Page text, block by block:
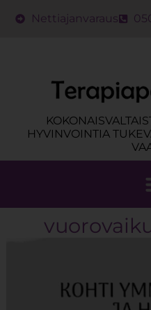
Nettiajanvaraus
HYVINVOINTIA